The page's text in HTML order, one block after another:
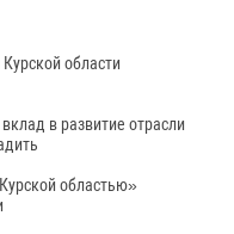
области
в развитие отрасли
областью»